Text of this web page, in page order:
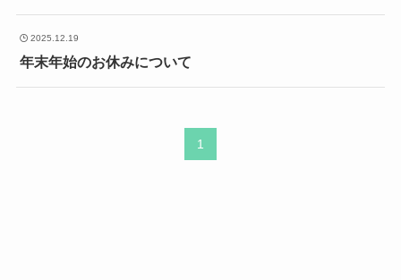
2025.12.19
年末年始のお休みについて
1